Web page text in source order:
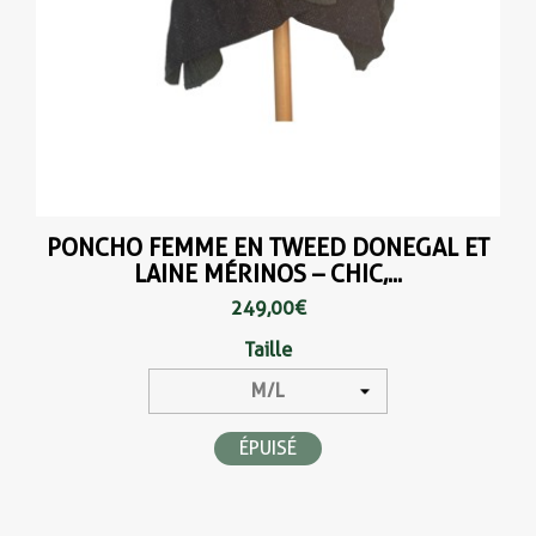
PONCHO FEMME EN TWEED DONEGAL ET
LAINE MÉRINOS – CHIC,...
249,00 €
Taille
ÉPUISÉ